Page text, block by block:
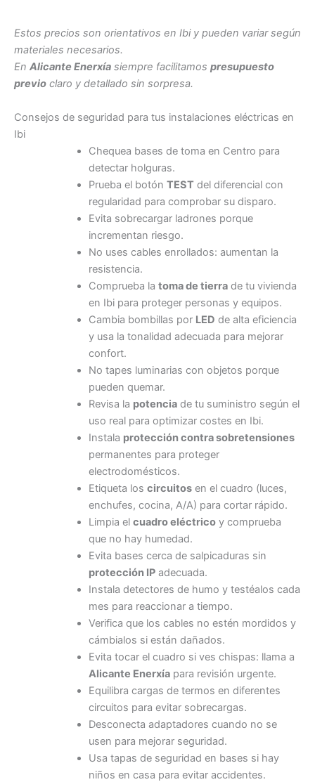
Estos precios son orientativos en Ibi y pueden variar según
materiales necesarios.
En Alicante Enerxía siempre facilitamos presupuesto
previo claro y detallado sin sorpresa.
Consejos de seguridad para tus instalaciones eléctricas en
Ibi
Chequea bases de toma en Centro para
detectar holguras.
Prueba el botón TESTdel diferencial con
regularidad para comprobar su disparo.
Evita sobrecargar ladrones porque
incrementan riesgo.
No uses cables enrollados: aumentan la
resistencia.
Comprueba la toma de tierrade tu vivienda
en Ibi para proteger personas y equipos.
Cambia bombillas por LED de alta eficiencia
y usa la tonalidad adecuada para mejorar
confort.
No tapes luminarias con objetos porque
pueden quemar.
Revisa la potenciade tu suministro según el
uso real para optimizar costes en Ibi.
Instala protección contra sobretensiones
permanentes para proteger
electrodomésticos.
Etiqueta los circuitosen el cuadro (luces,
enchufes, cocina, A/A) para cortar rápido.
Limpia el cuadro eléctricoy comprueba
que no hay humedad.
Evita bases cerca de salpicaduras sin
protección IPadecuada.
Instala detectores de humo y testéalos cada
mes para reaccionar a tiempo.
Verifica que los cables no estén mordidos y
cámbialos si están dañados.
Evita tocar el cuadro si ves chispas: llama a
Alicante Enerxíapara revisión urgente.
Equilibra cargas de termos en diferentes
circuitos para evitar sobrecargas.
Desconecta adaptadores cuando no se
usen para mejorar seguridad.
Usa tapas de seguridad en bases si hay
niños en casa para evitar accidentes.